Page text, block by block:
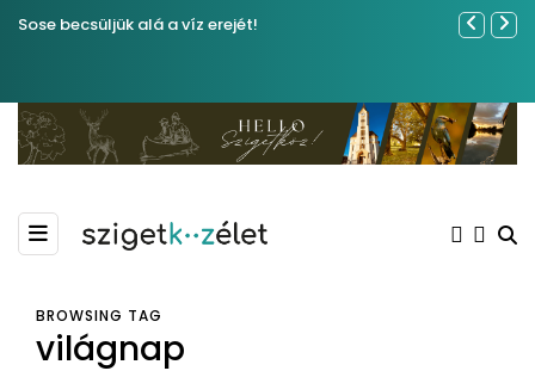
Sose becsüljük alá a víz erejét!
Közel
BROWSING TAG
világnap